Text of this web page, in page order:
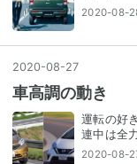
2020-08-
2020-08-27
車高調の動き
運転の好
連中は全
2020-08-